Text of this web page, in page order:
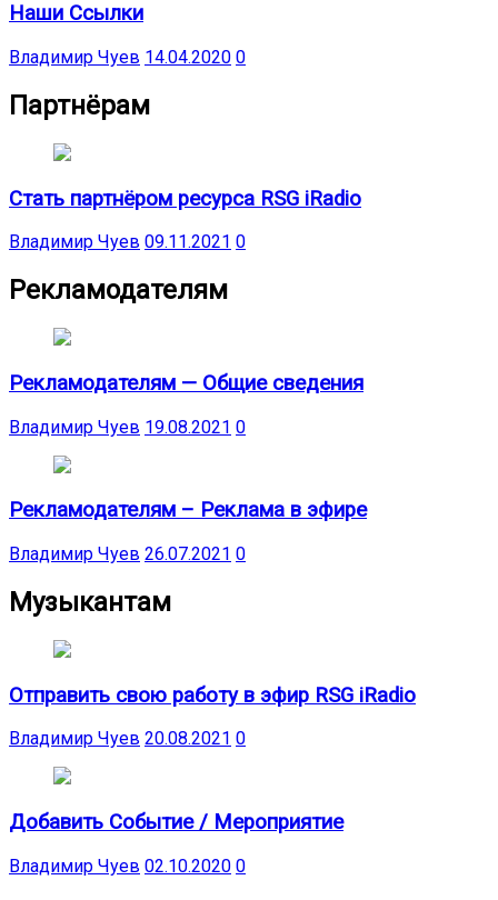
Наши Ссылки
Владимир Чуев 14.04.2020 0
Партнёрам
Стать партнёром ресурса RSG iRadio
Владимир Чуев 09.11.2021 0
Рекламодателям
Рекламодателям — Общие сведения
Владимир Чуев 19.08.2021 0
Рекламодателям – Реклама в эфире
Владимир Чуев 26.07.2021 0
Музыкантам
Отправить свою работу в эфир RSG iRadio
Владимир Чуев 20.08.2021 0
Добавить Событие / Мероприятие
Владимир Чуев 02.10.2020 0